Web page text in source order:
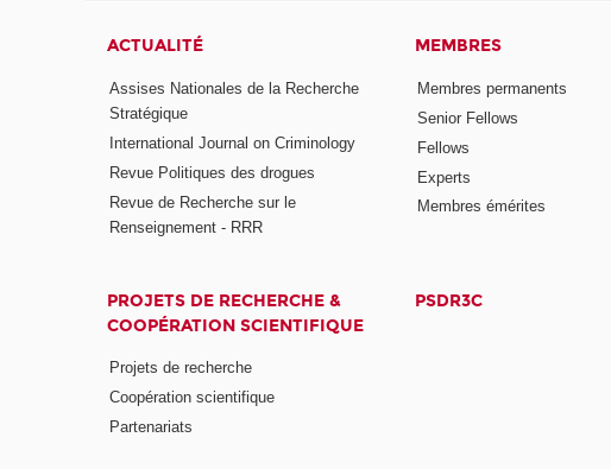
ACTUALITÉ
Assises Nationales de la Recherche
Stratégique
International Journal on Criminology
Revue Politiques des drogues
Revue de Recherche sur le
Renseignement - RRR
MEMBRES
Membres permanents
Senior Fellows
Fellows
Experts
Membres émérites
PROJETS DE RECHERCHE &
COOPÉRATION SCIENTIFIQUE
Projets de recherche
Coopération scientifique
Partenariats
PSDR3C